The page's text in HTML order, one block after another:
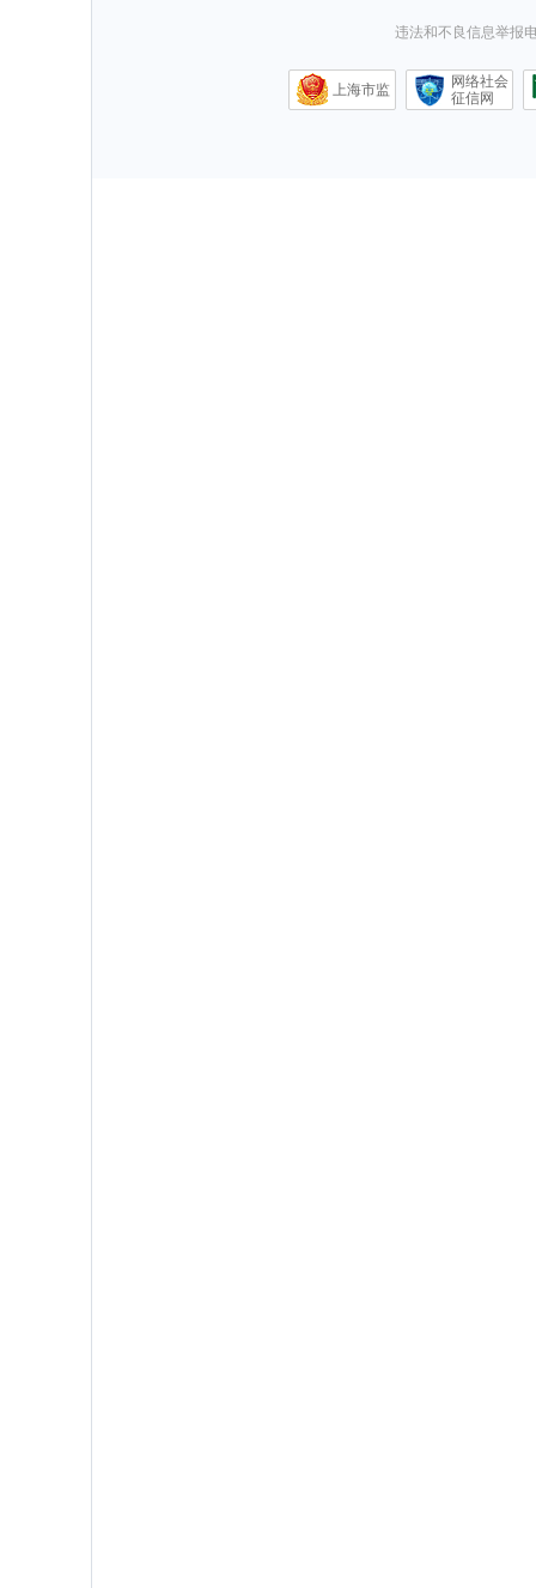
违法和不良信息举报
上海市监
网络社会
征信网